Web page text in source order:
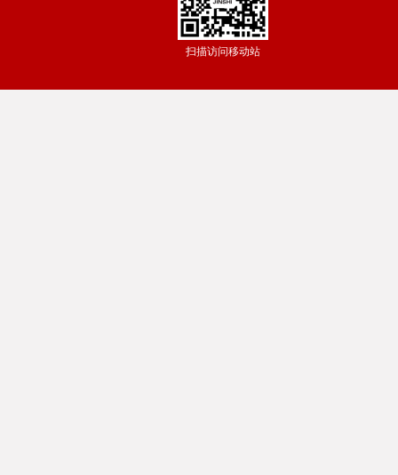
广东得安保安服务有限公司中山分公
扫描访问移动站